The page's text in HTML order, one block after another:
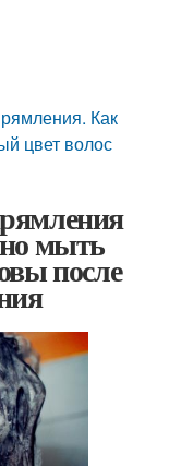
Как
цвет волос
мыть
после